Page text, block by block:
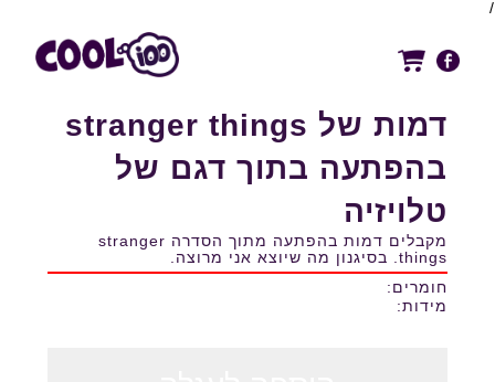
/
דמות של stranger things
בהפתעה בתוך דגם של
טלויזיה
מקבלים דמות בהפתעה מתוך הסדרה stranger
things. בסיגנון מה שיוצא אני מרוצה.
חומרים:
מידות: